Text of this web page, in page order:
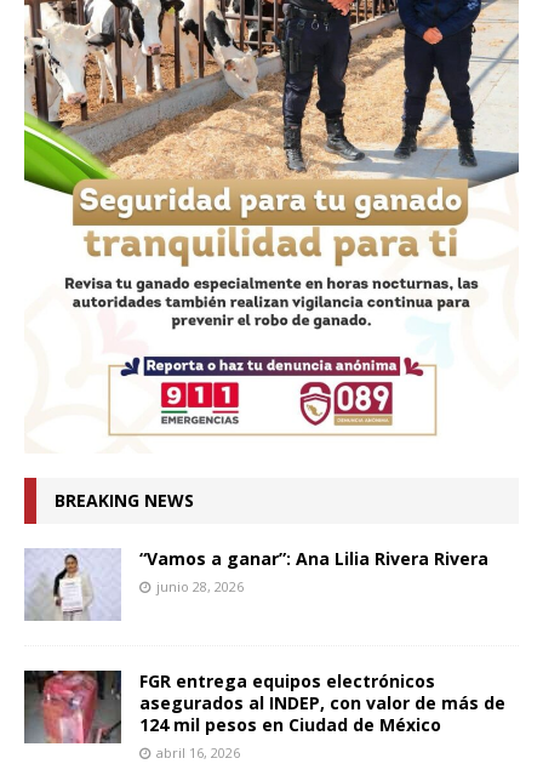
BREAKING NEWS
“Vamos a ganar”: Ana Lilia Rivera Rivera
junio 28, 2026
FGR entrega equipos electrónicos
asegurados al INDEP, con valor de más de
124 mil pesos en Ciudad de México
abril 16, 2026